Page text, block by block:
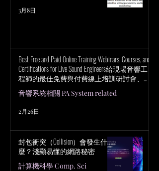
3月8日
Best Free and Paid Online Training Webinars, Courses, and
Certifications for Live Sound Engineers給現場音響工
程師的最佳免費與付費線上培訓研討會、課
程與認證
音響系統相關 PA System related
2月26日
封包衝突（Collision）會發生什
麼？淺顯易懂的網路秘密
計算機科學 Comp. Sci